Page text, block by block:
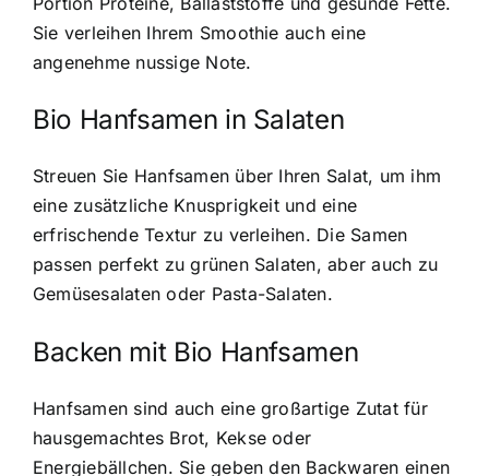
Sie verleihen Ihrem Smoothie auch eine
angenehme nussige Note.
Bio Hanfsamen in Salaten
Streuen Sie Hanfsamen über Ihren Salat, um ihm
eine zusätzliche Knusprigkeit und eine
erfrischende Textur zu verleihen. Die Samen
passen perfekt zu grünen Salaten, aber auch zu
Gemüsesalaten oder Pasta-Salaten.
Backen mit Bio Hanfsamen
Hanfsamen sind auch eine großartige Zutat für
hausgemachtes Brot, Kekse oder
Energiebällchen. Sie geben den Backwaren einen